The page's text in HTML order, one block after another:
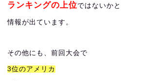
ランキングの上位ではないかと
情報が出ています。
その他にも、前回大会で
3位のアメリカ